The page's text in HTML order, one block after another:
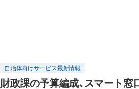
自治体向けサービス最新情報
財政課の予算編成、スマート